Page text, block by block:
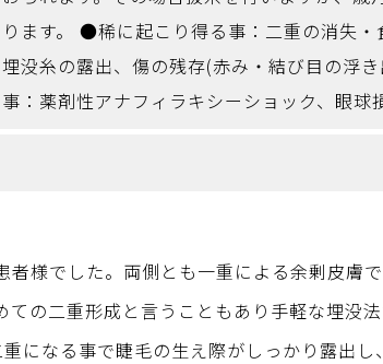
ます。 ●稀に起こり得る事：二重の消失・
没糸の露出、傷の残存(赤み・結び目の浮
：薬剤性アナフィラキシーショック、眼球
様でした。両側とも一重による余剰皮膚
の二重形成と言うこともあり手軽な埋没
になる事で睫毛の生え際がしっかり露出